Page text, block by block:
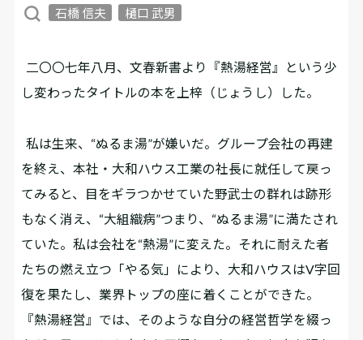
石橋 信夫 樋口 武男
二〇〇七年八月、文春新書より『熱湯経営』という少
し変わったタイトルの本を上梓（じょうし）した。
私は生来、“ぬるま湯”が嫌いだ。グループ会社の再建
を終え、本社・大和ハウス工業の社長に就任して戻っ
てみると、目をギラつかせていた野武士の群れは跡形
もなく消え、“大組織病”つまり、“ぬるま湯”に満たされ
ていた。私は会社を“熱湯”に変えた。それに耐えた者
たちの燃え立つ「やる気」により、大和ハウスはV字回
復を果たし、業界トップの座に着くことができた。
『熱湯経営』では、そのような自分の経営哲学を綴っ